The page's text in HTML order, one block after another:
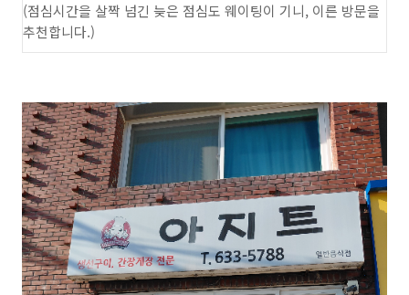
(점심시간을 살짝 넘긴 늦은 점심도 웨이팅이 기니, 이른 방문을
추천합니다.)